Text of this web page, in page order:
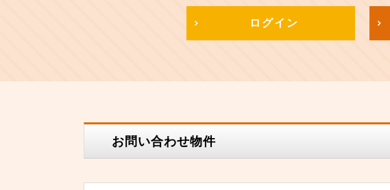
ログイン
お問い合わせ物件